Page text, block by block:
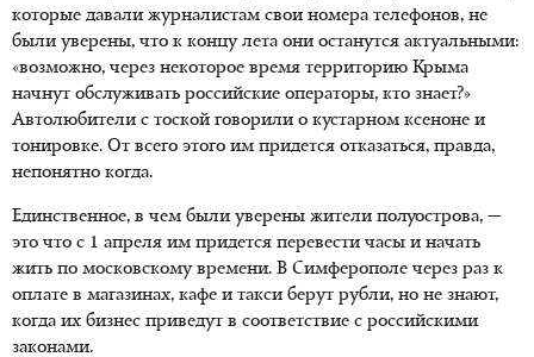
которые давали журналистам свои номера телефонов, не
были уверены, что к концу лета они останутся актуальными:
«возможно, через некоторое время территорию Крыма
начнут обслуживать российские операторы, кто знает?»
Автолюбители с тоской говорили о кустарном ксеноне и
тонировке. От всего этого им придется отказаться, правда,
непонятно когда.
Единственное, в чем были уверены жители полуострова, —
это что с 1 апреля им придется перевести часы и начать
жить по московскому времени. В Симферополе через раз к
оплате в магазинах, кафе и такси берут рубли, но не знают,
когда их бизнес приведут в соответствие с российскими
законами.